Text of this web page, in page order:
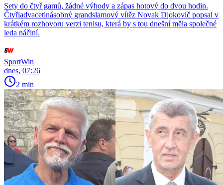
Sety do čtyř gamů, žádné výhody a zápas hotový do dvou hodin.
Čtyřiadvacetinásobný grandslamový vítěz Novak Djokovič popsal v
krátkém rozhovoru verzi tenisu, která by s tou dnešní měla společné
leda náčiní.
SportWin
dnes, 07:26
2 min